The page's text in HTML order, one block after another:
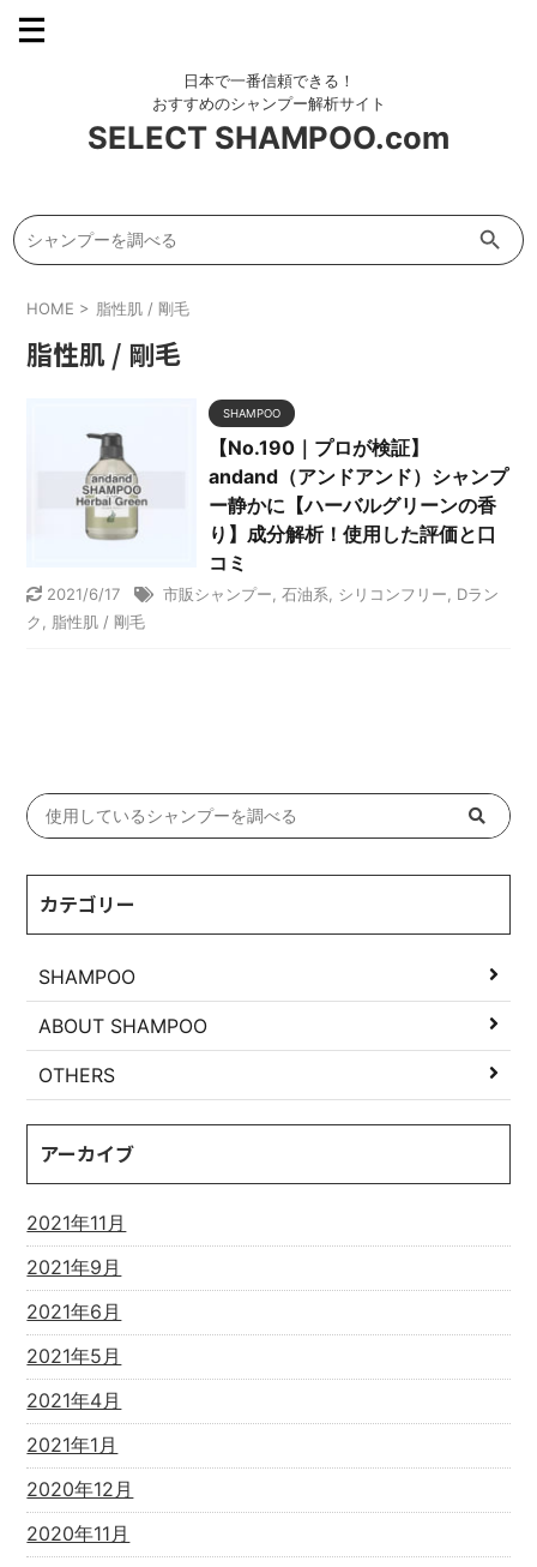
SELECT SHAMPOO.com
Search
for:
Search Button
HOME > 脂性肌 / 剛毛
脂性肌 / 剛毛
SHAMPOO
【No.190｜プロが検証】
andand（アンドアンド）シャンプ
ー静かに【ハーバルグリーンの香
り】成分解析！使用した評価と口
コミ
2021/6/17 市販シャンプー ,石油系 シリコンフリー
Dラン
ク
脂性肌 / 剛毛
カテゴリー
SHAMPOO
ABOUT SHAMPOO
OTHERS
アーカイブ
2021年11月
2021年9月
2021年6月
2021年5月
2021年4月
2021年1月
2020年12月
2020年11月